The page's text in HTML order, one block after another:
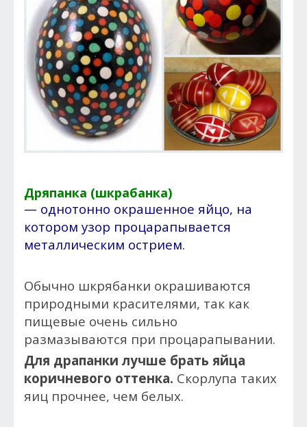
Дряпанка (шкрабанка)
— однотонно окрашенное яйцо, на
котором узор процарапывается
металлическим острием.
Обычно шкрябанки окрашиваются
природными красителями, так как
пищевые очень сильно
размазываются при процарапывании.
Для драпанки лучше брать яйца
коричневого оттенка. Скорлупа таких
яиц прочнее, чем белых.